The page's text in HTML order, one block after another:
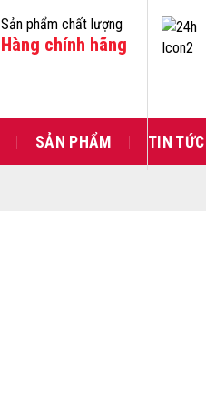
Sản phẩm chất lượng
Hàng chính hãng
SẢN PHẨM TIN TỨC